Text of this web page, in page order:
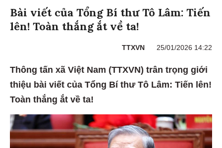
Bài viết của Tổng Bí thư Tô Lâm: Tiến
lên! Toàn thắng ắt về ta!
TTXVN 25/01/2026 14:22
Thông tấn xã Việt Nam (TTXVN) trân trọng giới
thiệu bài viết của Tổng Bí thư Tô Lâm: Tiến lên!
Toàn thắng ắt về ta!